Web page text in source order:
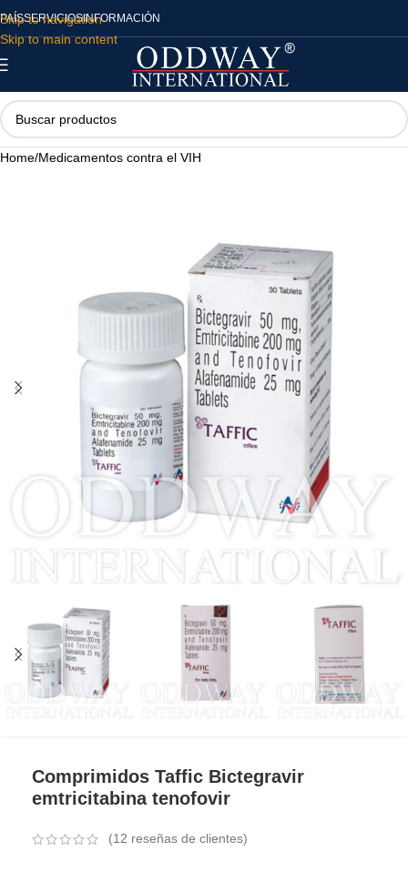
Skip to navigation
Skip to main content
PAÍSSERVICIOSINFORMACIÓN
Home/Medicamentos contra el VIH
Comprimidos Taffic Bictegravir
emtricitabina tenofovir
(12 reseñas de clientes)